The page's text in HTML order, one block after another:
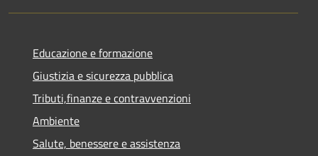
Educazione e formazione
Giustizia e sicurezza pubblica
Tributi,finanze e contravvenzioni
Ambiente
Salute, benessere e assistenza